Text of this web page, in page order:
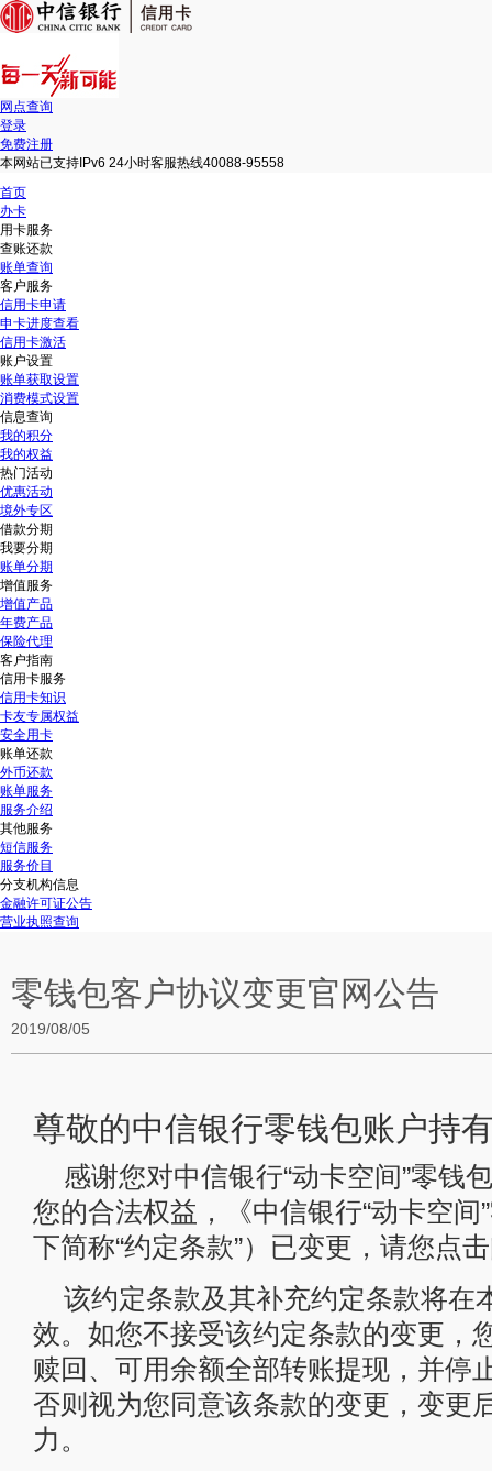
网点查询
登录
免费注册
本网站已支持IPv6 24小时客服热线40088-95558
首页
办卡
用卡服务
查账还款
账单查询
客户服务
信用卡申请
申卡进度查看
信用卡激活
账户设置
账单获取设置
消费模式设置
信息查询
我的积分
我的权益
热门活动
优惠活动
境外专区
借款分期
我要分期
账单分期
增值服务
增值产品
年费产品
保险代理
客户指南
信用卡服务
信用卡知识
卡友专属权益
安全用卡
账单还款
外币还款
账单服务
服务介绍
其他服务
短信服务
服务价目
分支机构信息
金融许可证公告
营业执照查询
零钱包客户协议变更官网公告
2019/08/05
尊敬的中信银行零钱包账户持
感谢您对中信银行“动卡空间”零钱
您的合法权益，《中信银行“动卡空
下简称“约定条款”）已变更，请您点
该约定条款及其补充约定条款将在
效。如您不接受该约定条款的变更，
赎回、可用余额全部转账提现，并停
否则视为您同意该条款的变更，变更
力。